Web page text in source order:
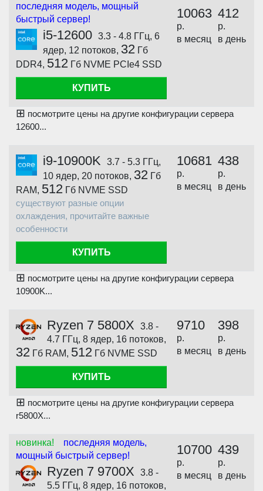
последняя модель, мощный
быстрый сервер!
i5-12600 3.3 - 4.8 ГГц, 6
ядер, 12 потоков, 32 Гб
DDR4, 512 Гб NVME PCIe4 SSD
КУПИТЬ
10063
р.
в месяц
412
р.
в день
⊞ посмотрите цены на другие конфигурации сервера
12600...
i9-10900K
3.7 - 5.3 ГГц,
10 ядер, 20 потоков, 32 Гб
RAM, 512 Гб NVME SSD
существуют разные опции
охлаждения, прочитайте важные
особенности
КУПИТЬ
10681
р.
в месяц
438
р.
в день
⊞ посмотрите цены на другие конфигурации сервера
10900K...
Ryzen 7 5800X
3.8 -
4.7 ГГц, 8 ядер, 16 потоков,
32 Гб RAM, 512 Гб NVME SSD
КУПИТЬ
9710
р.
в месяц
398
р.
в день
⊞ посмотрите цены на другие конфигурации сервера
r5800X...
новинка! последняя модель,
мощный быстрый сервер!
Ryzen 7 9700X
3.8 -
5.5 ГГц, 8 ядер, 16 потоков,
10700
р.
в месяц
439
р.
в день